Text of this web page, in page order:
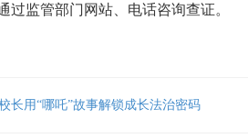
监管部门网站、电话咨询查证。
长用“哪吒”故事解锁成长法治密码